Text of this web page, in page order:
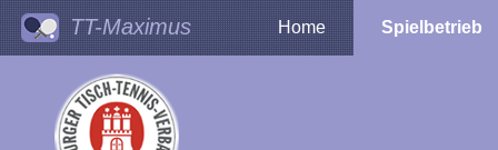
TT-Maximus Home Spielbetrieb